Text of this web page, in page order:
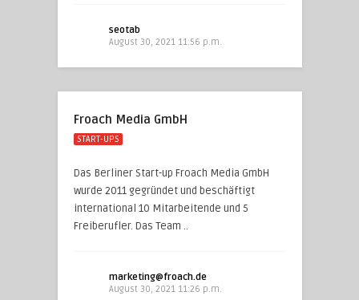
seotab
August 30, 2021 11:56 p.m.
Froach Media GmbH
START-UPS
Das Berliner Start-up Froach Media GmbH
wurde 2011 gegründet und beschäftigt
international 10 Mitarbeitende und 5
Freiberufler. Das Team ..
marketing@froach.de
August 30, 2021 11:26 p.m.